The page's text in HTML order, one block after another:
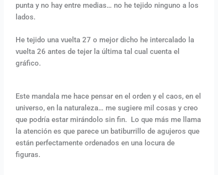
punta y no hay entre medias… no he tejido ninguno a los
lados.
He tejido una vuelta 27 o mejor dicho he intercalado la
vuelta 26 antes de tejer la última tal cual cuenta el
gráfico.
Este mandala me hace pensar en el orden y el caos, en el
universo, en la naturaleza… me sugiere mil cosas y creo
que podría estar mirándolo sin fin. Lo que más me llama
la atención es que parece un batiburrillo de agujeros que
están perfectamente ordenados en una locura de
figuras.